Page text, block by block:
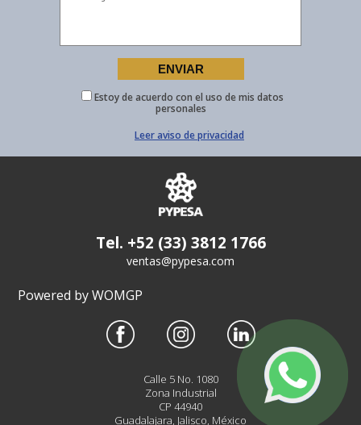
Estoy de acuerdo con el uso de mis datos
personales
Leer aviso de privacidad
Tel. +52 (33) 3812 1766
ventas@pypesa.com
Powered by WOMGP
Calle 5 No. 1080
Zona Industrial
CP 44940
Guadalajara, Jalisco, México